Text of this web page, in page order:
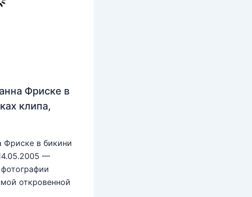
Фриске в
клипа,
Фриске в бикини
—
откровенной